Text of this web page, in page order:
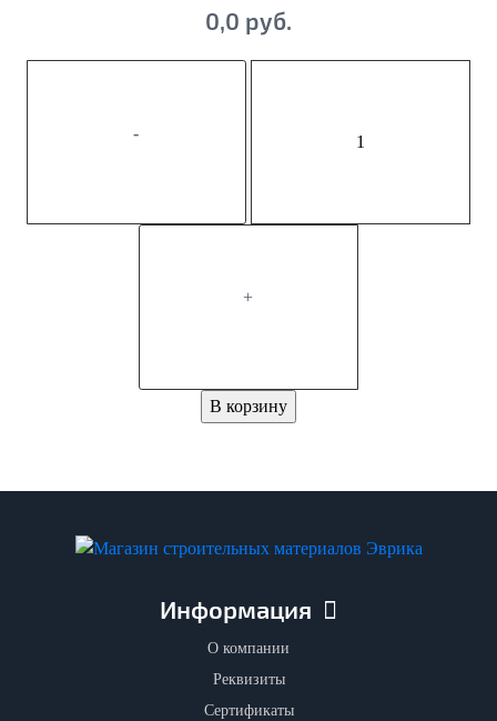
0,0 руб.
-
+
В корзину
Информация
О компании
Реквизиты
Сертификаты